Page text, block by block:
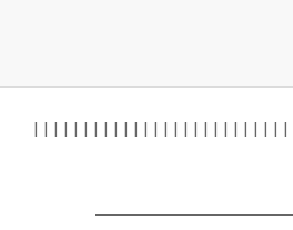
| | | | | | | | | | | | | | | | | | | | | | | | | |